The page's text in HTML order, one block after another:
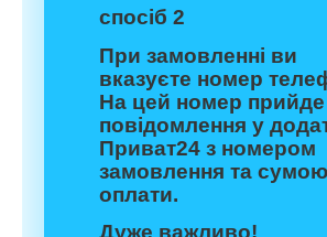
спосіб 2
При замовленні ви
вказуєте номер
На цей номер прийде
повідомлення у
Приват24 з номером
замовлення та
оплати.
Дуже важливо!